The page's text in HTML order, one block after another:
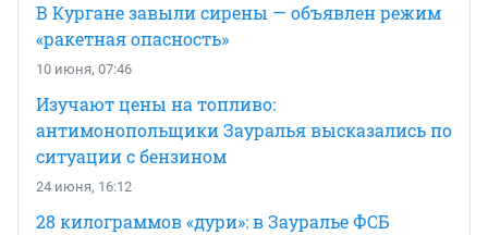
В Кургане завыли сирены — объявлен режим
«ракетная опасность»
10 июня, 07:46
Изучают цены на топливо:
антимонопольщики Зауралья высказались по
ситуации с бензином
24 июня, 16:12
28 килограммов «дури»: в Зауралье ФСБ